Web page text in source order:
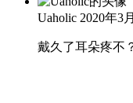
Uaholic 2020年3
戴久了耳朵疼不